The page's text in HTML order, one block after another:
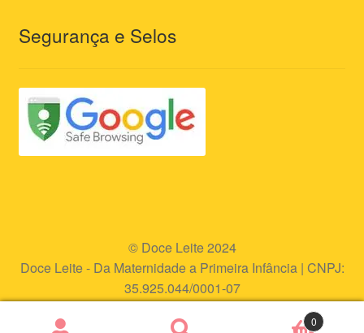
Segurança e Selos
© Doce Leite 2024
Doce Leite - Da Maternidade a Primeira Infância | CNPJ:
35.925.044/0001-07
0